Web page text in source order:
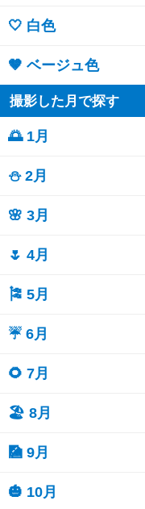
🤍 白色
🤎 ベージュ色
撮影した月で探す
🌅 1月
⛄ 2月
🌸 3月
🌷 4月
🎏 5月
☔ 6月
🌻 7月
🏖 8月
🎑 9月
🎃 10月